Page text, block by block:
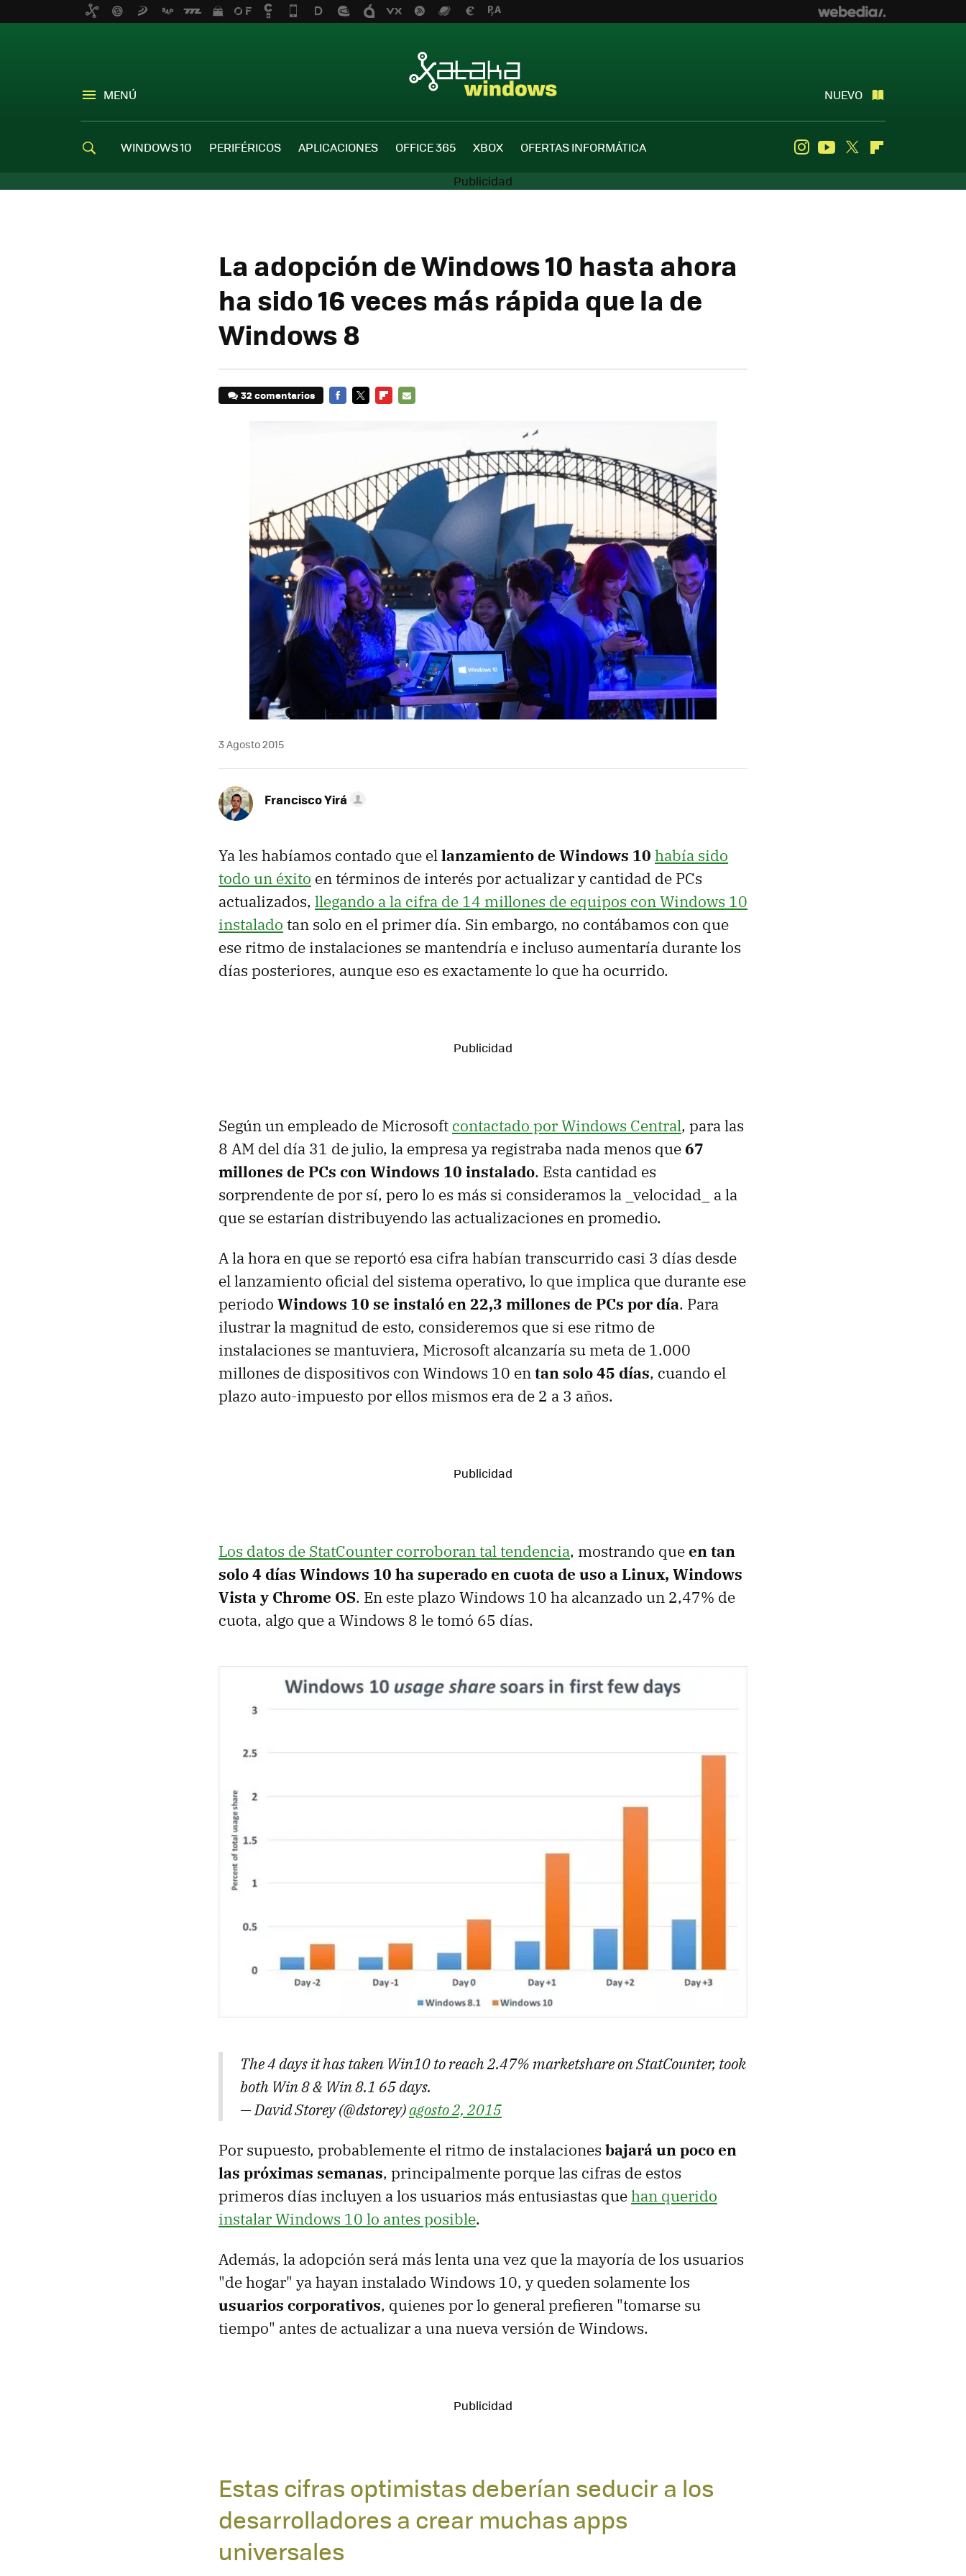
MENÚ NUEVO
WINDOWS 10 PERIFÉRICOS APLICACIONES OFFICE 365 XBOX OFERTAS INFORMÁTICA InstagramYoutube
Twitter
La adopción de Windows 10 hasta ahora
ha sido 16 veces más rápida que la de
Windows 8
32 comentarios
3 Agosto 2015
Francisco Yirá
Ya les habíamos contado que ellanzamiento de Windows 10 había sido
todo un éxito en términos de interés por actualizar y cantidad de PCs
actualizados, llegando a la cifra de 14 millones de equipos con Windows 10
instalado tan solo en el primer día. Sin embargo, no contábamos con que
ese ritmo de instalaciones se mantendría e incluso aumentaría durante los
días posteriores, aunque eso es exactamente lo que ha ocurrido.
Según un empleado de Microsoft contactado por Windows Central, para las
8 AM del día 31 de julio, la empresa ya registraba nada menos que67
millones de PCs con Windows 10 instalado. Esta cantidad es
sorprendente de por sí, pero lo es más si consideramos la _velocidad_ a la
que se estarían distribuyendo las actualizaciones en promedio.
A la hora en que se reportó esa cifra habían transcurrido casi 3 días desde
el lanzamiento oficial del sistema operativo, lo que implica que durante ese
periodo Windows 10 se instaló en 22,3 millones de PCs por día. Para
ilustrar la magnitud de esto, consideremos que si ese ritmo de
instalaciones se mantuviera, Microsoft alcanzaría su meta de 1.000
millones de dispositivos con Windows 10 entan solo 45 días, cuando el
plazo auto-impuesto por ellos mismos era de 2 a 3 años.
Los datos de StatCounter corroboran tal tendencia, mostrando queen tan
solo 4 días Windows 10 ha superado en cuota de uso a Linux, Windows
Vista y Chrome OS. En este plazo Windows 10 ha alcanzado un 2,47% de
cuota, algo que a Windows 8 le tomó 65 días.
The 4 days it has taken Win10 to reach 2.47% marketshare on StatCounter, took
both Win 8 & Win 8.1 65 days.
— David Storey (@dstorey)agosto 2, 2015
Por supuesto, probablemente el ritmo de instalaciones bajará un poco en
las próximas semanas, principalmente porque las cifras de estos
primeros días incluyen a los usuarios más entusiastas quehan querido
instalar Windows 10 lo antes posible.
Además, la adopción será más lenta una vez que la mayoría de los usuarios
"de hogar" ya hayan instalado Windows 10, y queden solamente los
usuarios corporativos, quienes por lo general prefieren "tomarse su
tiempo" antes de actualizar a una nueva versión de Windows.
Estas cifras optimistas deberían seducir a los
desarrolladores a crear muchas apps
universales